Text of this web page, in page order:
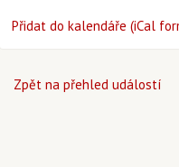
Přidat do kalendáře (iCal
Zpět na přehled událostí